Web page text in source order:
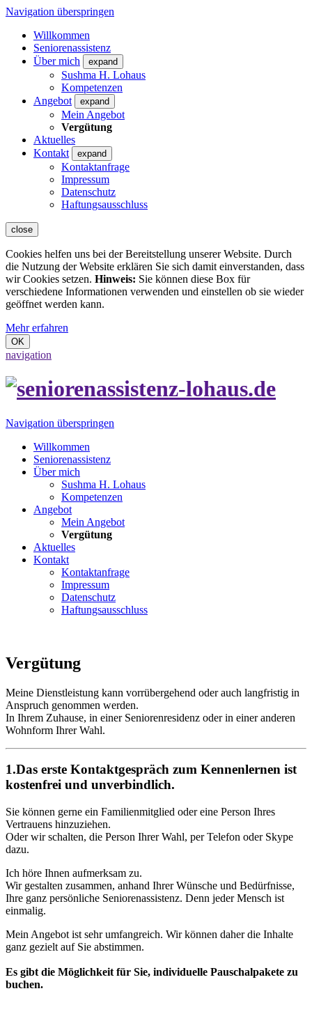
Navigation überspringen
Willkommen
Seniorenassistenz
Über mich
expand
Sushma H. Lohaus
Kompetenzen
Angebot
expand
Mein Angebot
Vergütung
Aktuelles
Kontakt
expand
Kontaktanfrage
Impressum
Datenschutz
Haftungsausschluss
close
Cookies helfen uns bei der Bereitstellung unserer Website. Durch
die Nutzung der Website erklären Sie sich damit einverstanden, dass
wir Cookies setzen. Hinweis: Sie können diese Box für
verschiedene Informationen verwenden und einstellen ob sie wieder
geöffnet werden kann.
Mehr erfahren
OK
navigation
Navigation überspringen
Willkommen
Seniorenassistenz
Über mich
Sushma H. Lohaus
Kompetenzen
Angebot
Mein Angebot
Vergütung
Aktuelles
Kontakt
Kontaktanfrage
Impressum
Datenschutz
Haftungsausschluss
Vergütung
Meine Dienstleistung kann vorrübergehend oder auch langfristig in
Anspruch genommen werden.
In Ihrem Zuhause, in einer Seniorenresidenz oder in einer anderen
Wohnform Ihrer Wahl.
1.Das erste Kontaktgespräch zum Kennenlernen ist
kostenfrei und unverbindlich.
Sie können gerne ein Familienmitglied oder eine Person Ihres
Vertrauens hinzuziehen.
Oder wir schalten, die Person Ihrer Wahl, per Telefon oder Skype
dazu.
Ich höre Ihnen aufmerksam zu.
Wir gestalten zusammen, anhand Ihrer Wünsche und Bedürfnisse,
Ihre ganz persönliche Seniorenassistenz. Denn jeder Mensch ist
einmalig.
Mein Angebot ist sehr umfangreich. Wir können daher die Inhalte
ganz gezielt auf Sie abstimmen.
Es gibt die Möglichkeit für Sie, individuelle Pauschalpakete zu
buchen.